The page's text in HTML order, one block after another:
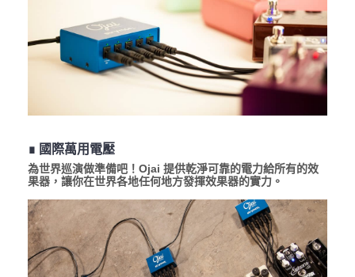
∎ 國際萬用電壓
為世界巡演做準備吧！Ojai 提供乾淨可靠的電力給所有的效
果器，讓你在世界各地任何地方發揮效果器的實力。